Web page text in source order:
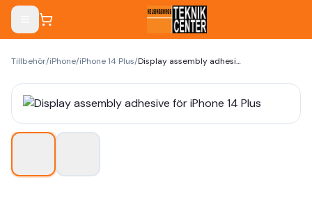
Tillbehör/iPhone/iPhone 14 Plus/ Display assembly adhesive för iPhone 14 Plus